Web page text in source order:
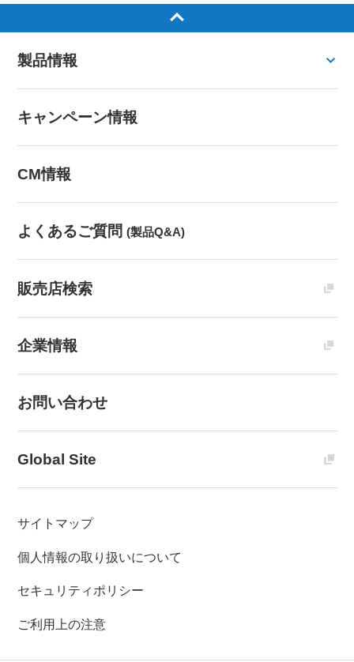
製品情報
キャンペーン情報
CM情報
よくあるご質問 (製品Q&A)
販売店検索
企業情報
お問い合わせ
Global Site
サイトマップ
個人情報の取り扱いについて
セキュリティポリシー
ご利用上の注意